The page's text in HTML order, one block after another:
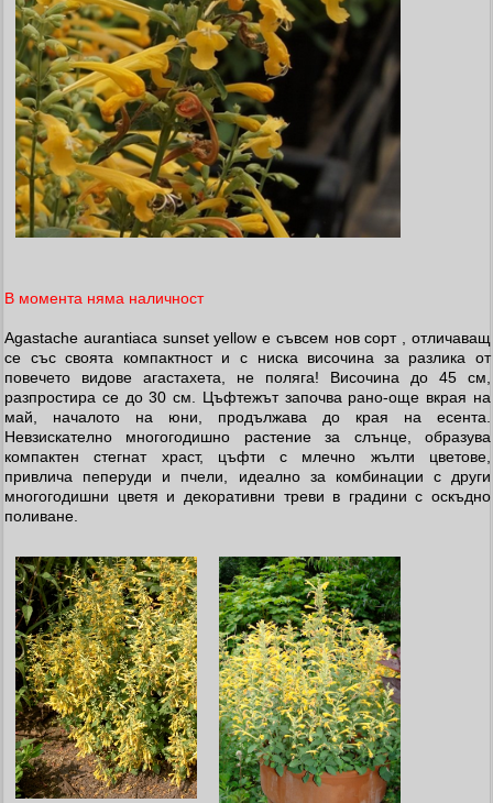
В момента няма наличност
Agastache aurantiaca sunset yellow е съвсем нов сорт , отличаващ
се със своята компактност и с ниска височина за разлика от
повечето видове агастахета, не поляга! Височина до 45 см,
разпростира се до 30 см. Цъфтежът започва рано-още вкрая на
май, началото на юни, продължава до края на есента.
Невзискателно многогодишно растение за слънце, образува
компактен стегнат храст, цъфти с млечно жълти цветове,
привлича пеперуди и пчели, идеално за комбинации с други
многогодишни цветя и декоративни треви в градини с оскъдно
поливане.